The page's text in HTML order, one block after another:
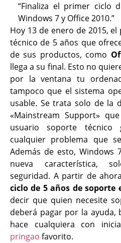
Finaliza el primer ciclo
Windows 7 y Office 2010.
Hoy 13 de enero de 2015,
técnico de 5 años que
de sus productos, como
llega a su final. Esto no
por la ventana tu
tampoco que el sistema
usable. Se trata solo de la
«Mainstream Support»
usuario soporte técnico
cualquier problema que
Además de esto, Windows
nueva característica,
seguridad. A partir de ahora
ciclo de 5 años de soporte
decir que quien necesite
deberá pagar por la ayuda,
hace cualquiera con
pringao favorito.